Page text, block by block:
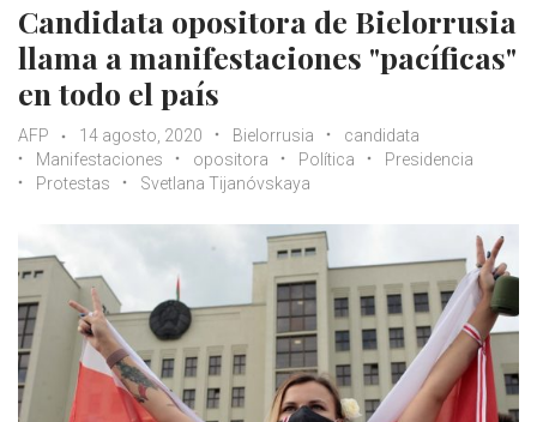
Candidata opositora de Bielorrusia
llama a manifestaciones "pacíficas"
en todo el país
AFP 14 agosto, 2020 Bielorrusia
candidata
Manifestaciones
opositora Política
Presidencia
Protestas
Svetlana Tijanóvskaya